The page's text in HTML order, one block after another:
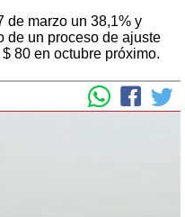
de marzo un 38,1% y
de un proceso de ajuste
80 en octubre próximo.